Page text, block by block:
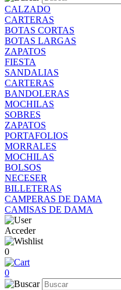
CALZADO
CARTERAS
BOTAS CORTAS
BOTAS LARGAS
ZAPATOS
FIESTA
SANDALIAS
CARTERAS
BANDOLERAS
MOCHILAS
SOBRES
ZAPATOS
PORTAFOLIOS
MORRALES
MOCHILAS
BOLSOS
NECESER
BILLETERAS
CAMPERAS DE DAMA
CAMISAS DE DAMA
Acceder
0
0